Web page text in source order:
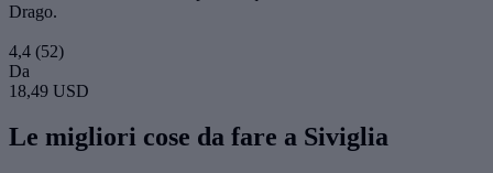
Drago.
4,4 (52)
Da
18,49 USD
Le migliori cose da fare a Siviglia